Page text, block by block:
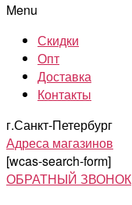
Menu
Скидки
Опт
Доставка
Контакты
г.Санкт-Петербург
Адреса магазинов
[wcas-search-form]
ОБРАТНЫЙ ЗВОНОК